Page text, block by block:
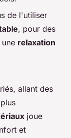
de l'utiliser
, pour des
relaxation
allant des
joue
et